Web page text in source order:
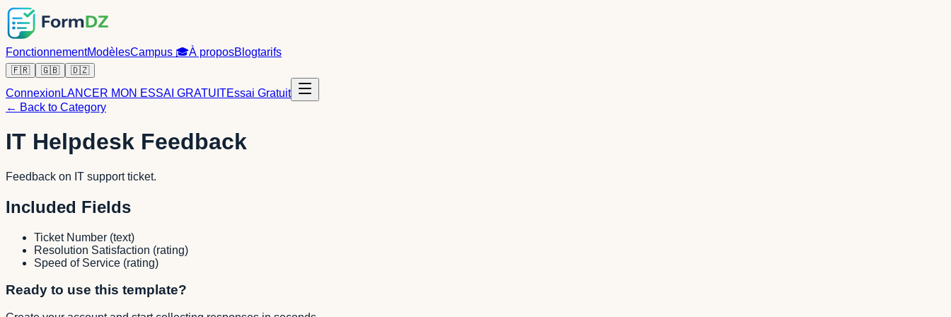
FonctionnementModèlesCampus 🎓À proposBlogtarifs
🇫🇷 🇬🇧 🇩🇿
Connexion LANCER MON ESSAI GRATUITEssai Gratuit
← Back to Category
IT Helpdesk Feedback
Feedback on IT support ticket.
Included Fields
Ticket Number (text)
Resolution Satisfaction (rating)
Speed of Service (rating)
Ready to use this template?